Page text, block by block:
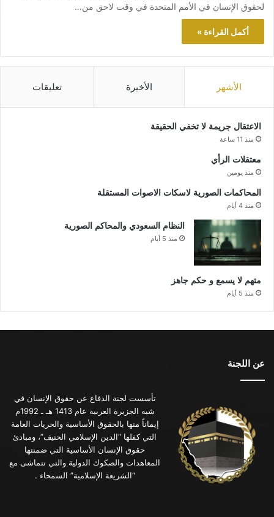
لحقوق الإنسان في الأمم المتحدة في وقت لاحق من…
أكمل القراءة »
الأشهر الأخيرة تعليقات
الاعتقال جريمة لا تخفي الحقيقة
منذ 11 ساعة
معتقلات الرأي
منذ يومين
المحاكمات الصورية لاسكات الاصوات المستقلة
منذ 4 أيام
النظام السعودي والمحاكم الصورية
منذ 5 أيام
متهم لا يسمع و حكم جاهز
منذ 5 أيام
عن اللجنة
تأسست لجنة الدفاع عن حقوق الإنسان في
شبه الجزيرة العربية عام 1413 هـ ـ 1992م
إيماناً منها بالحقوق الأساسية والحريات العامة
التي كفلها “الدين الإسلامي الحنيف”، ومبادئ
حقوق الإنسان الأساسية التي ضمنتها
المعاهدات والصكوك الدولية والتي تتماشى مع
“الشريعة الإسلامية” السمحاء .